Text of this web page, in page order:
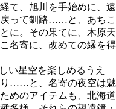
て、旭川を手始めに、遠
戻って釧路……と、あちこ
に。その果てに、木原天
名寄に、改めての縁を得
星空を楽しめるうえ
り……と、名寄の夜空は魅
めのアイテムも、北海道